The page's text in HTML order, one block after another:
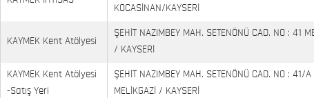
KOCASİNAN/KAYSERİ
KAYMEK Kent Atölyesi
ŞEHİT NAZIMBEY MAH. SETENÖNÜ CAD. NO : 41
/ KAYSERİ
KAYMEK Kent Atölyesi
-Satış Yeri
ŞEHİT NAZIMBEY MAH. SETENÖNÜ CAD. NO : 41/A
MELİKGAZİ / KAYSERİ